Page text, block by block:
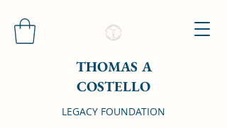
THOMAS A
COSTELLO
LEGACY FOUNDATION